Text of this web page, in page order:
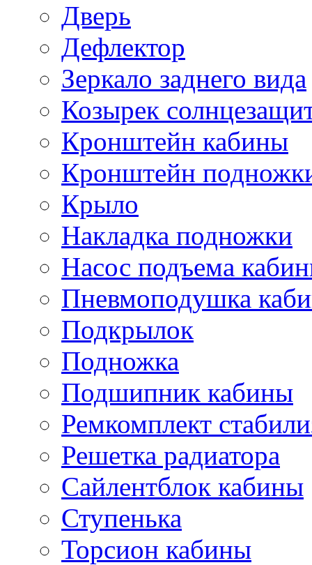
Дверь
Дефлектор
Зеркало заднего вида
Козырек
Кронштейн кабины
Кронштейн
Крыло
Накладка подножки
Насос подъема
Пневмоподушка
Подкрылок
Подножка
Подшипник кабины
Ремкомплект
Решетка радиатора
Сайлентблок кабины
Ступенька
Торсион кабины